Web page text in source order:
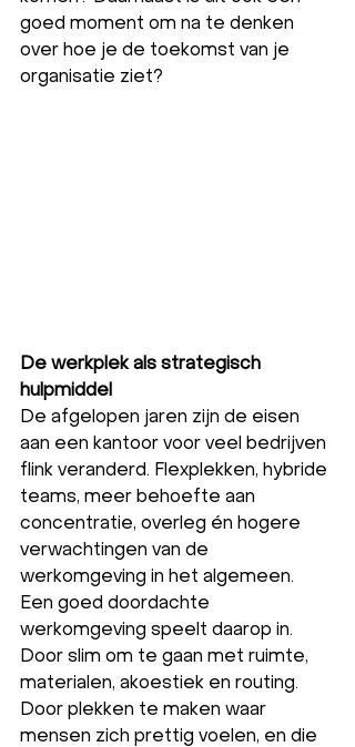
goed moment om na te denken
over hoe je de toekomst van je
organisatie ziet?
De werkplek als strategisch
hulpmiddel
De afgelopen jaren zijn de eisen
aan een kantoor voor veel bedrijven
flink veranderd. Flexplekken, hybride
teams, meer behoefte aan
concentratie, overleg én hogere
verwachtingen van de
werkomgeving in het algemeen.
Een goed doordachte
werkomgeving speelt daarop in.
Door slim om te gaan met ruimte,
materialen, akoestiek en routing.
Door plekken te maken waar
mensen zich prettig voelen, en die